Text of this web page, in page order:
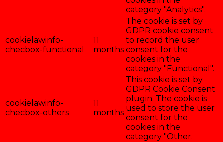
category "Analytics".
cookielawinfo-
checbox-functional
11
months
The cookie is set by
GDPR cookie consent
to record the user
consent for the
cookies in the
category "Functional".
cookielawinfo-
checbox-others
11
months
This cookie is set by
GDPR Cookie Consent
plugin. The cookie is
used to store the user
consent for the
cookies in the
category "Other.